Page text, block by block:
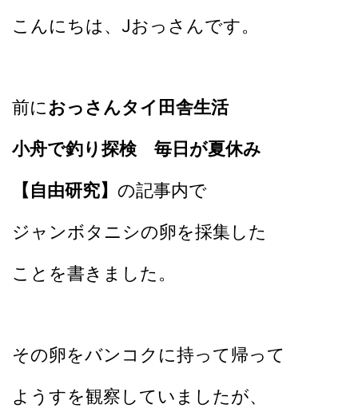
こんにちは、Jおっさんです。
前におっさんタイ田舎生活
小舟で釣り探検 毎日が夏休み
【自由研究】 の記事内で
ジャンボタニシの卵を採集した
ことを書きました。
その卵をバンコクに持って帰って
ようすを観察していましたが、